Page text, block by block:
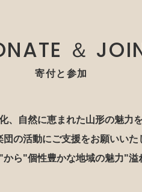
＆
寄付と参加
、自然に恵まれた山形の魅力
団の活動にご支援をお願いいた
ら"個性豊かな地域の魅力"溢